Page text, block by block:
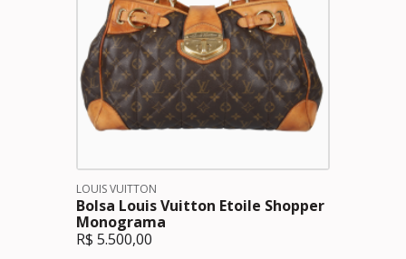
LOUIS VUITTON
Bolsa Louis Vuitton Etoile Shopper
Monograma
R$ 5.500,00